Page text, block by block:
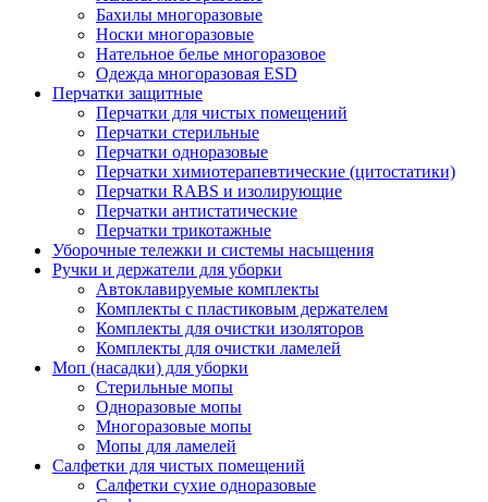
Бахилы многоразовые
Носки многоразовые
Нательное белье многоразовое
Одежда многоразовая ESD
Перчатки защитные
Перчатки для чистых помещений
Перчатки стерильные
Перчатки одноразовые
Перчатки химиотерапевтические (цитостатики)
Перчатки RABS и изолирующие
Перчатки антистатические
Перчатки трикотажные
Уборочные тележки и системы насыщения
Ручки и держатели для уборки
Автоклавируемые комплекты
Комплекты с пластиковым держателем
Комплекты для очистки изоляторов
Комплекты для очистки ламелей
Моп (насадки) для уборки
Стерильные мопы
Одноразовые мопы
Многоразовые мопы
Мопы для ламелей
Салфетки для чистых помещений
Салфетки сухие одноразовые